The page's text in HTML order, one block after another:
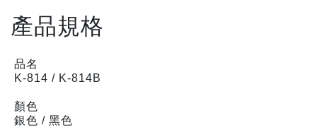
產品規格
品名
K-814 / K-814B
顏色
銀色 / 黑色